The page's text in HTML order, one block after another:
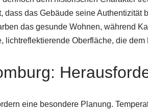
das Gebäude seine
das gesunde Wohnen, während
Oberfläche, die
eine besondere Planung.